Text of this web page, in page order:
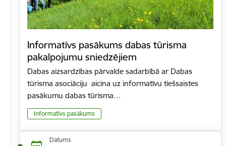
Informatīvs pasākums dabas tūrisma
pakalpojumu sniedzējiem
Dabas aizsardzības pārvalde sadarbībā ar Dabas
tūrisma asociāciju aicina uz informatīvu tiešsaistes
pasākumu dabas tūrisma…
Informatīvs pasākums
Datums